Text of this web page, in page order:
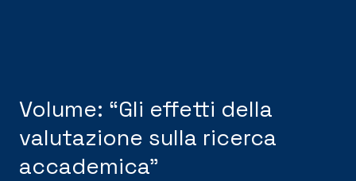
Volume: “Gli effetti della
valutazione sulla ricerca
accademica”